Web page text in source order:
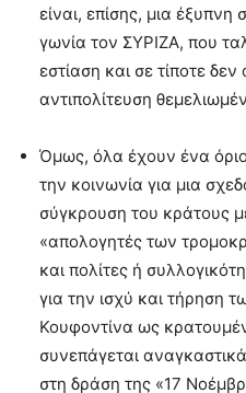
είναι, επίσης, μια έξυπνη
γωνία τον ΣΥΡΙΖΑ, που
εστίαση και σε τίποτε δεν
αντιπολίτευση
Όμως, όλα έχουν ένα
την κοινωνία για μια
σύγκρουση του κράτους
«απολογητές των
και πολίτες ή
για την ισχύ και τήρηση
Κουφοντίνα ως
συνεπάγεται
στη δράση της «17